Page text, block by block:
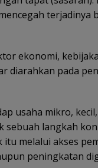
terjadinya
ekonomi,
diarahkan pada
usaha mikro,
sebuah langkah
melalui akses
peningkatan